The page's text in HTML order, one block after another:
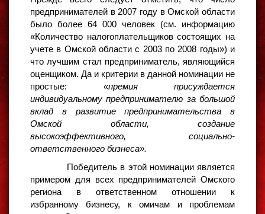
предпринимателей в 2007 году в Омской области
было более 64 000 человек (см. информацию
«Количество налогоплательщиков состоящих на
учете в Омской области с 2003 по 2008 годы») и
что лучшим стал предприниматель, являющийся
оценщиком. Да и критерии в данной номинации не
простые: «премия присуждается
индивидуальному предпринимателю за большой
вклад в развитие предпринимательства в
Омской области, создание
высокоэффективного, социально-
ответственного бизнеса».
Победитель в этой номинации является
примером для всех предпринимателей Омского
региона в ответственном отношении к
избранному бизнесу, к омичам и проблемам